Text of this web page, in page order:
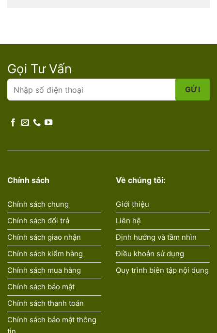
Gọi Tư Vấn
Chính sách
Chính sách chung
Chính sách đổi trả
Chính sách giao nhận
Chính sách kiểm hàng
Chính sách mua hàng
Chính sách bảo mật
Chính sách thanh toán
Chính sách bảo mật thông
Về chúng tôi:
Giới thiệu
Liên hệ
Định hướng và tầm nhìn
Điều khoản sử dụng
Quy trình biên tập nội dung